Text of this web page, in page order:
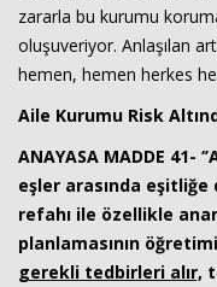
zararla bu kurumu
oluşuveriyor. Anlaşılan
hemen, hemen herkes
Aile Kurumu Risk
ANAYASA MADDE 41-
eşler arasında
refahı ile özellikle
planlamasının
gerekli tedbirleri alır,